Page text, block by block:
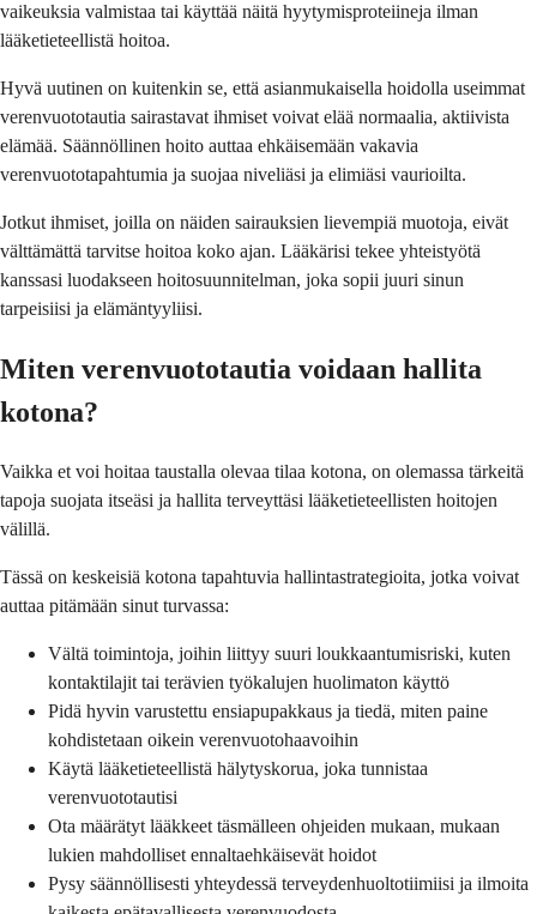
vaikeuksia valmistaa tai käyttää näitä hyytymisproteiineja ilman
lääketieteellistä hoitoa.
Hyvä uutinen on kuitenkin se, että asianmukaisella hoidolla useimmat
verenvuototautia sairastavat ihmiset voivat elää normaalia, aktiivista
elämää. Säännöllinen hoito auttaa ehkäisemään vakavia
verenvuototapahtumia ja suojaa niveliäsi ja elimiäsi vaurioilta.
Jotkut ihmiset, joilla on näiden sairauksien lievempiä muotoja, eivät
välttämättä tarvitse hoitoa koko ajan. Lääkärisi tekee yhteistyötä
kanssasi luodakseen hoitosuunnitelman, joka sopii juuri sinun
tarpeisiisi ja elämäntyyliisi.
Miten verenvuototautia voidaan hallita
kotona?
Vaikka et voi hoitaa taustalla olevaa tilaa kotona, on olemassa tärkeitä
tapoja suojata itseäsi ja hallita terveyttäsi lääketieteellisten hoitojen
välillä.
Tässä on keskeisiä kotona tapahtuvia hallintastrategioita, jotka voivat
auttaa pitämään sinut turvassa:
Vältä toimintoja, joihin liittyy suuri loukkaantumisriski, kuten
kontaktilajit tai terävien työkalujen huolimaton käyttö
Pidä hyvin varustettu ensiapupakkaus ja tiedä, miten paine
kohdistetaan oikein verenvuotohaavoihin
Käytä lääketieteellistä hälytyskorua, joka tunnistaa
verenvuototautisi
Ota määrätyt lääkkeet täsmälleen ohjeiden mukaan, mukaan
lukien mahdolliset ennaltaehkäisevät hoidot
Pysy säännöllisesti yhteydessä terveydenhuoltotiimiisi ja ilmoita